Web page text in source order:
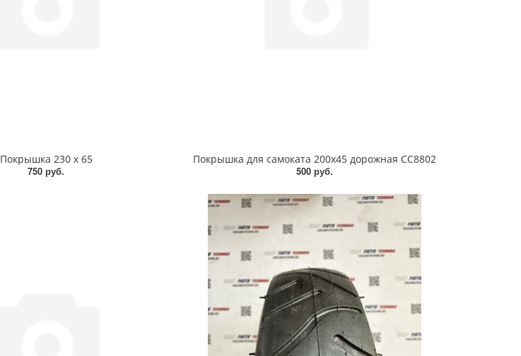
Покрышка 230 х 65
750 руб.
Покрышка для самоката 200x45 дорожная СС8802
500 руб.